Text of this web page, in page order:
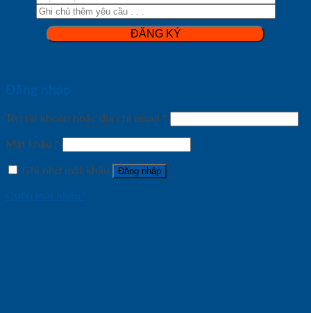
Đăng nhập
Tên tài khoản hoặc địa chỉ email *
Mật khẩu *
Ghi nhớ mật khẩu Đăng nhập
Quên mật khẩu?